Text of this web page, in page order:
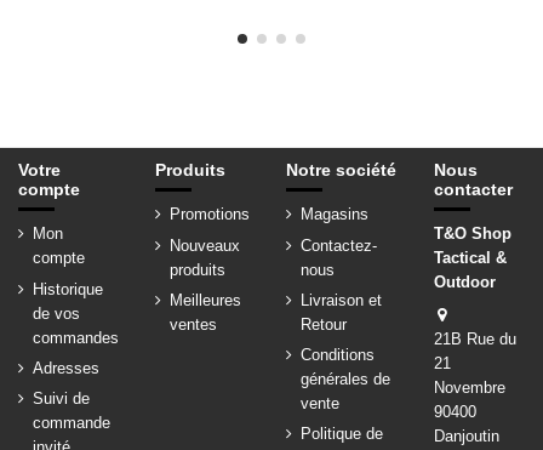
Votre
compte
Mon
compte
Historique
de vos
commandes
Adresses
Suivi de
commande
Produits
Promotions
Nouveaux
produits
Meilleures
ventes
Notre société
Magasins
Contactez-
nous
Livraison et
Retour
Conditions
générales de
vente
Politique de
Nous
contacter
T&O Shop
Tactical &
Outdoor
21B Rue du
21
Novembre
90400
Danjoutin